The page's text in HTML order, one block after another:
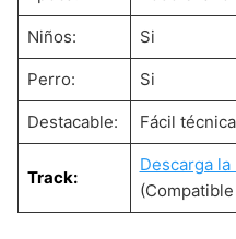
Niños: Si
Perro: Si
Destacable: Fácil
Track:
Descarga la